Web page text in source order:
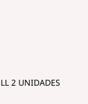
2 UNIDADES